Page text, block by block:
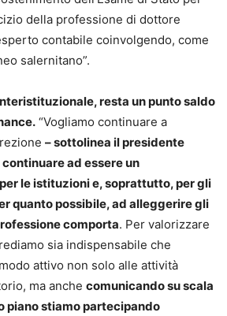
della professione di dottore
contabile coinvolgendo, come
salernitano”.
resta un punto saldo
“Vogliamo continuare a
– sottolinea il presidente
continuare ad essere un
le istituzioni e, soprattutto, per gli
quanto possibile, ad alleg­gerire gli
comporta. Per valorizzare
sia indispensabile che
attivo non solo alle attività
ma anche comunicando su scala
piano stiamo partecipando